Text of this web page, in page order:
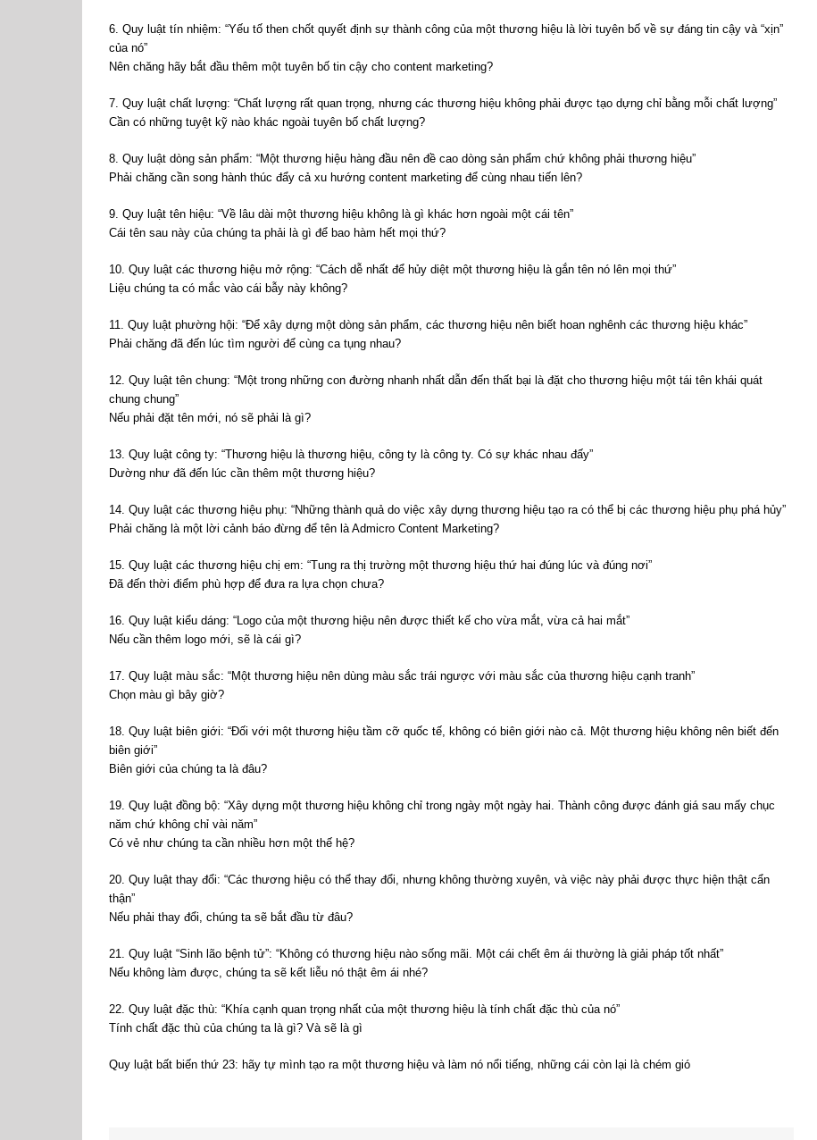
6. Quy luật tín nhiệm: “Yếu tố then chốt quyết định sự thành công của một thương hiệu là lời tuyên bố về sự đáng tin cậy và “xịn”
của nó”
Nên chăng hãy bắt đầu thêm một tuyên bố tin cậy cho content marketing?
7. Quy luật chất lượng: “Chất lượng rất quan trọng, nhưng các thương hiệu không phải được tạo dựng chỉ bằng mỗi chất lượng”
Cần có những tuyệt kỹ nào khác ngoài tuyên bố chất lượng?
8. Quy luật dòng sản phẩm: “Một thương hiệu hàng đầu nên đề cao dòng sản phẩm chứ không phải thương hiệu”
Phải chăng cần song hành thúc đẩy cả xu hướng content marketing để cùng nhau tiến lên?
9. Quy luật tên hiệu: “Về lâu dài một thương hiệu không là gì khác hơn ngoài một cái tên”
Cái tên sau này của chúng ta phải là gì để bao hàm hết mọi thứ?
10. Quy luật các thương hiệu mở rộng: “Cách dễ nhất để hủy diệt một thương hiệu là gắn tên nó lên mọi thứ”
Liệu chúng ta có mắc vào cái bẫy này không?
11. Quy luật phường hội: “Để xây dựng một dòng sản phẩm, các thương hiệu nên biết hoan nghênh các thương hiệu khác”
Phải chăng đã đến lúc tìm người để cùng ca tụng nhau?
12. Quy luật tên chung: “Một trong những con đường nhanh nhất dẫn đến thất bại là đặt cho thương hiệu một tái tên khái quát
chung chung”
Nếu phải đặt tên mới, nó sẽ phải là gì?
13. Quy luật công ty: “Thương hiệu là thương hiệu, công ty là công ty. Có sự khác nhau đấy”
Dường như đã đến lúc cần thêm một thương hiệu?
14. Quy luật các thương hiệu phụ: “Những thành quả do việc xây dựng thương hiệu tạo ra có thể bị các thương hiệu phụ phá hủy”
Phải chăng là một lời cảnh báo đừng để tên là Admicro Content Marketing?
15. Quy luật các thương hiệu chị em: “Tung ra thị trường một thương hiệu thứ hai đúng lúc và đúng nơi”
Đã đến thời điểm phù hợp để đưa ra lựa chọn chưa?
16. Quy luật kiểu dáng: “Logo của một thương hiệu nên được thiết kế cho vừa mắt, vừa cả hai mắt”
Nếu cần thêm logo mới, sẽ là cái gì?
17. Quy luật màu sắc: “Một thương hiệu nên dùng màu sắc trái ngược với màu sắc của thương hiệu cạnh tranh”
Chọn màu gì bây giờ?
18. Quy luật biên giới: “Đối với một thương hiệu tầm cỡ quốc tế, không có biên giới nào cả. Một thương hiệu không nên biết đến
biên giới”
Biên giới của chúng ta là đâu?
19. Quy luật đồng bộ: “Xây dựng một thương hiệu không chỉ trong ngày một ngày hai. Thành công được đánh giá sau mấy chục
năm chứ không chỉ vài năm”
Có vẻ như chúng ta cần nhiều hơn một thế hệ?
20. Quy luật thay đổi: “Các thương hiệu có thể thay đổi, nhưng không thường xuyên, và việc này phải được thực hiện thật cẩn
thận”
Nếu phải thay đổi, chúng ta sẽ bắt đầu từ đâu?
21. Quy luật “Sinh lão bệnh tử”: “Không có thương hiệu nào sống mãi. Một cái chết êm ái thường là giải pháp tốt nhất”
Nếu không làm được, chúng ta sẽ kết liễu nó thật êm ái nhé?
22. Quy luật đặc thù: “Khía cạnh quan trọng nhất của một thương hiệu là tính chất đặc thù của nó”
Tính chất đặc thù của chúng ta là gì? Và sẽ là gì
Quy luật bất biến thứ 23: hãy tự mình tạo ra một thương hiệu và làm nó nổi tiếng, những cái còn lại là chém gió